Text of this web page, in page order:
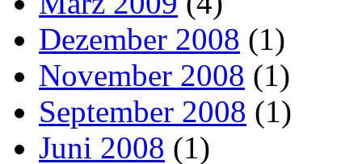
Dezember 2008 (1)
November 2008 (1)
September 2008 (1)
Juni 2008 (1)